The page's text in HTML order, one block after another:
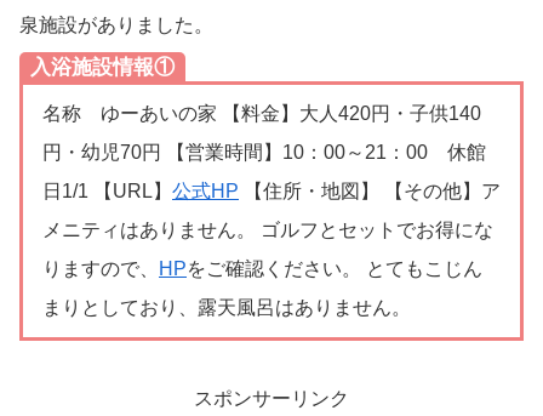
泉施設がありました。
入浴施設情報①
名称 ゆーあいの家 【料金】大人420円・子供140
円・幼児70円 【営業時間】10：00～21：00 休館
日1/1 【URL】 公式HP 【住所・地図】 【その他】ア
メニティはありません。 ゴルフとセットでお得にな
りますので、
HPをご確認ください。 とてもこじん
まりとしており、露天風呂はありません。
スポンサーリンク